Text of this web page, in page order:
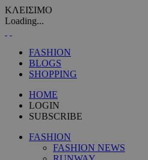
ΚΛΕΙΣΙΜΟ
Loading...
FASHION
BLOGS
SHOPPING
HOME
LOGIN
SUBSCRIBE
FASHION
FASHION NEWS